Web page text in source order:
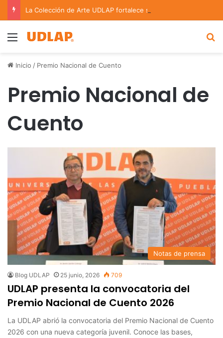
Menu
Inicio / Premio Nacional de Cuento
Premio Nacional de
Cuento
Notas de prensa
Blog UDLAP 25 junio, 2026 709
UDLAP presenta la convocatoria del
Premio Nacional de Cuento 2026
La UDLAP abrió la convocatoria del Premio Nacional de Cuento
2026 con una nueva categoría juvenil. Conoce las bases,